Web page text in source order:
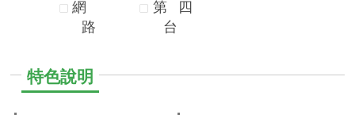
網
路
第
四
台
特色說明